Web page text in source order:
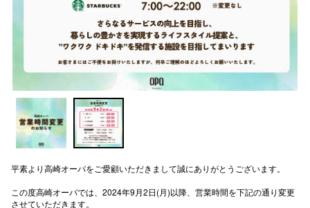
平素より高崎オーパをご愛顧いただきまして誠にありがとうございます。
この度高崎オーパでは、2024年9月2日(月)以降、営業時間を下記の通り変更
させていただきます。
公式SNS
プライバシ
利用規約